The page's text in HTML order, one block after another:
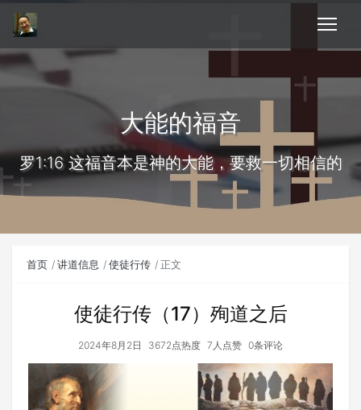
大能的福音
罗1:16 这福音本是神的大能，要救一切相信的
首页 讲道信息 使徒行传 正文
使徒行传（17）殉道之后
2024年8月2日 3672点热度 7人点赞 0条评论